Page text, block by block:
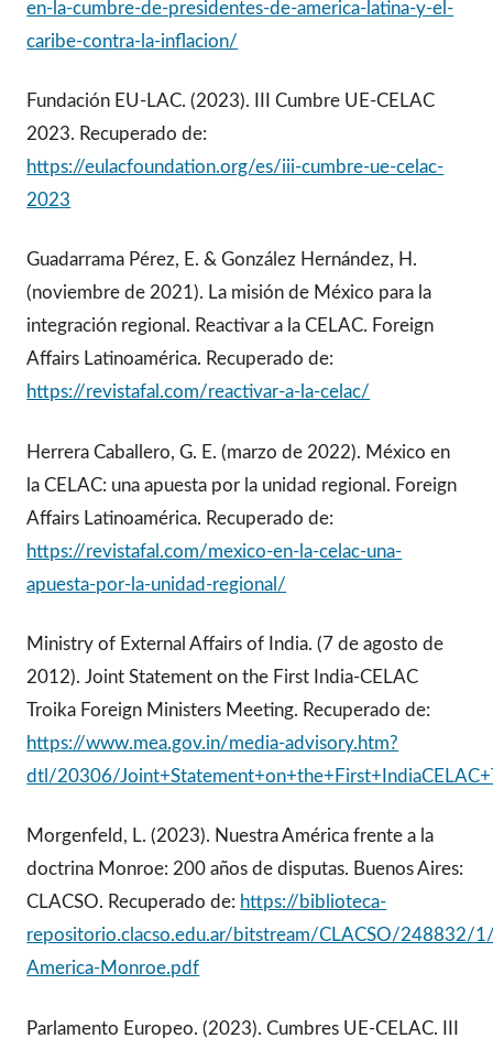
en-la-cumbre-de-presidentes-de-america-latina-y-el-
caribe-contra-la-inflacion/
Fundación EU-LAC. (2023). III Cumbre UE-CELAC
2023. Recuperado de:
https://eulacfoundation.org/es/iii-cumbre-ue-celac-
2023
Guadarrama Pérez, E. & González Hernández, H.
(noviembre de 2021). La misión de México para la
integración regional. Reactivar a la CELAC. Foreign
Affairs Latinoamérica. Recuperado de:
https://revistafal.com/reactivar-a-la-celac/
Herrera Caballero, G. E. (marzo de 2022). México en
la CELAC: una apuesta por la unidad regional. Foreign
Affairs Latinoamérica. Recuperado de:
https://revistafal.com/mexico-en-la-celac-una-
apuesta-por-la-unidad-regional/
Ministry of External Affairs of India. (7 de agosto de
2012). Joint Statement on the First India-CELAC
Troika Foreign Ministers Meeting. Recuperado de:
https://www.mea.gov.in/media-advisory.htm?
dtl/20306/
Morgenfeld, L. (2023). Nuestra América frente a la
doctrina Monroe: 200 años de disputas. Buenos Aires:
CLACSO. Recuperado de: https://biblioteca-
repositorio.clacso.edu.ar/bitstream/CLACSO/248832/
America-Monroe.pdf
Parlamento Europeo. (2023). Cumbres UE-CELAC. III